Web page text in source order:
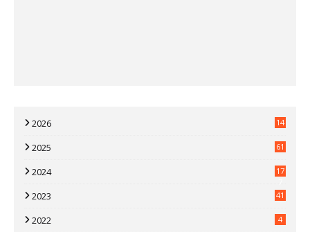
2026 14
2025 61
2024
17
2023 41
2022 4